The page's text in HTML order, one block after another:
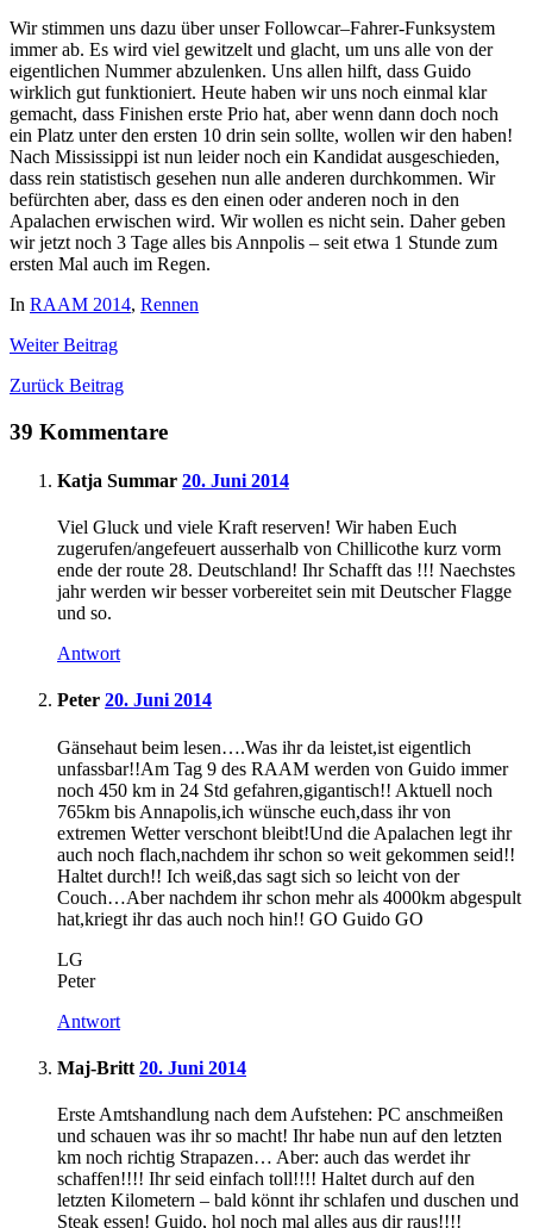
Wir stimmen uns dazu über unser Followcar–Fahrer-Funksystem
immer ab. Es wird viel gewitzelt und glacht, um uns alle von der
eigentlichen Nummer abzulenken. Uns allen hilft, dass Guido
wirklich gut funktioniert. Heute haben wir uns noch einmal klar
gemacht, dass Finishen erste Prio hat, aber wenn dann doch noch
ein Platz unter den ersten 10 drin sein sollte, wollen wir den haben!
Nach Mississippi ist nun leider noch ein Kandidat ausgeschieden,
dass rein statistisch gesehen nun alle anderen durchkommen. Wir
befürchten aber, dass es den einen oder anderen noch in den
Apalachen erwischen wird. Wir wollen es nicht sein. Daher geben
wir jetzt noch 3 Tage alles bis Annpolis – seit etwa 1 Stunde zum
ersten Mal auch im Regen.
In RAAM 2014, Rennen
WeiterBeitrag
Zurück Beitrag
39 Kommentare
Katja Summar 20. Juni 2014
Viel Gluck und viele Kraft reserven! Wir haben Euch
zugerufen/angefeuert ausserhalb von Chillicothe kurz vorm
ende der route 28. Deutschland! Ihr Schafft das !!! Naechstes
jahr werden wir besser vorbereitet sein mit Deutscher Flagge
und so.
Antwort
Peter 20. Juni 2014
Gänsehaut beim lesen….Was ihr da leistet,ist eigentlich
unfassbar!!Am Tag 9 des RAAM werden von Guido immer
noch 450 km in 24 Std gefahren,gigantisch!! Aktuell noch
765km bis Annapolis,ich wünsche euch,dass ihr von
extremen Wetter verschont bleibt!Und die Apalachen legt ihr
auch noch flach,nachdem ihr schon so weit gekommen seid!!
Haltet durch!! Ich weiß,das sagt sich so leicht von der
Couch…Aber nachdem ihr schon mehr als 4000km abgespult
hat,kriegt ihr das auch noch hin!! GO Guido GO
LG
Peter
Antwort
Maj-Britt 20. Juni 2014
Erste Amtshandlung nach dem Aufstehen: PC anschmeißen
und schauen was ihr so macht! Ihr habe nun auf den letzten
km noch richtig Strapazen… Aber: auch das werdet ihr
schaffen!!!! Ihr seid einfach toll!!!! Haltet durch auf den
letzten Kilometern – bald könnt ihr schlafen und duschen und
Steak essen! Guido, hol noch mal alles aus dir raus!!!!